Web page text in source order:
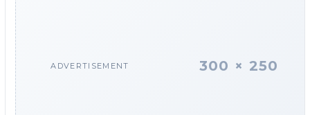
ADVERTISEMENT 300 × 250